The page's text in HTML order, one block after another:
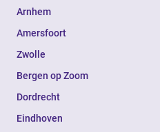
Arnhem
Amersfoort
Zwolle
Bergen op Zoom
Dordrecht
Eindhoven